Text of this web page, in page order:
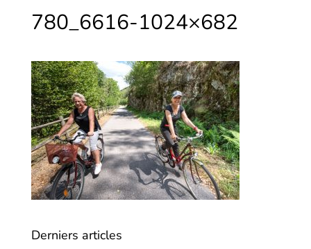
780_6616-1024×682
Derniers articles